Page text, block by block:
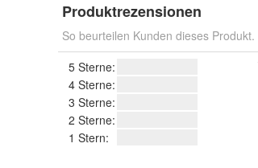
Produktrezensionen
So beurteilen Kunden dieses Produkt.
5 Sterne:
4 Sterne:
3 Sterne:
2 Sterne:
1 Stern: